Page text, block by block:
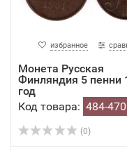
избранное
Монета Русская
Финляндия 5 пенни
год
Код товара: 484-470
(0)